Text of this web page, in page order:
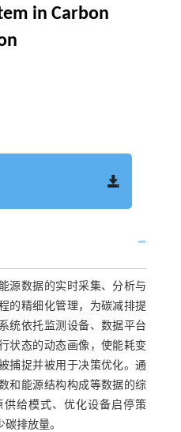
in Carbon
源数据的实时采集、分析与
的精细化管理，为碳减排提
统依托监测设备、数据平台
状态的动态画像，使能耗变
捕捉并被用于决策优化。通
和能源结构构成等数据的综
给模式、优化设备启停策
排放量。